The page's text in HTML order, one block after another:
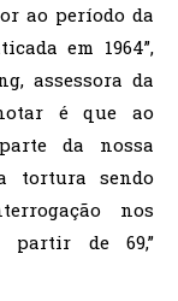
ao período da
em 1964”,
assessora da
é que ao
da nossa
tortura sendo
nos
de 69,”